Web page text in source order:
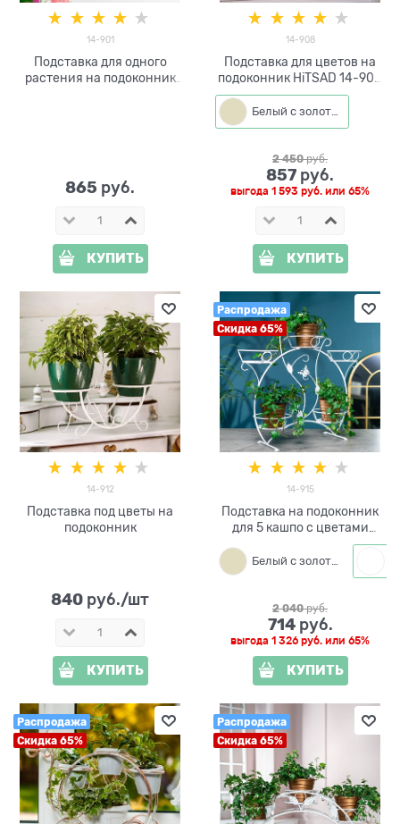
14-901
Подставка для одного
растения на подоконник
865 руб.
КУПИТЬ
14-908
Подставка для цветов на
подоконник HiTSAD 14-908
цвет белый с золотом
Белый с золотым
2 450 руб.
857 руб.
выгода 1 593 руб. или 65%
КУПИТЬ
14-912
Подставка под цветы на
подоконник
840 руб./шт
КУПИТЬ
Распродажа
Скидка 65%
14-915
Подставка на подоконник
для 5 кашпо с цветами
Белый с золотым
2 040 руб.
714 руб.
выгода 1 326 руб. или 65%
КУПИТЬ
Распродажа
Скидка 65%
Распродажа
Скидка 65%